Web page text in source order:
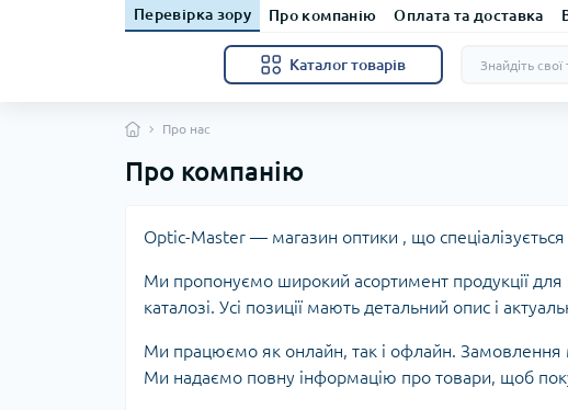
Перевірка зору Про компанію Оплата та доставка
Каталог товарів
Про нас
Про компанію
Optic-Master — магазин оптики , що спеціалізується
Ми пропонуємо широкий асортимент продукції
каталозі. Усі позиції мають детальний опис і
Ми працюємо як онлайн, так і офлайн. Замовлення
Ми надаємо повну інформацію про товари, щоб